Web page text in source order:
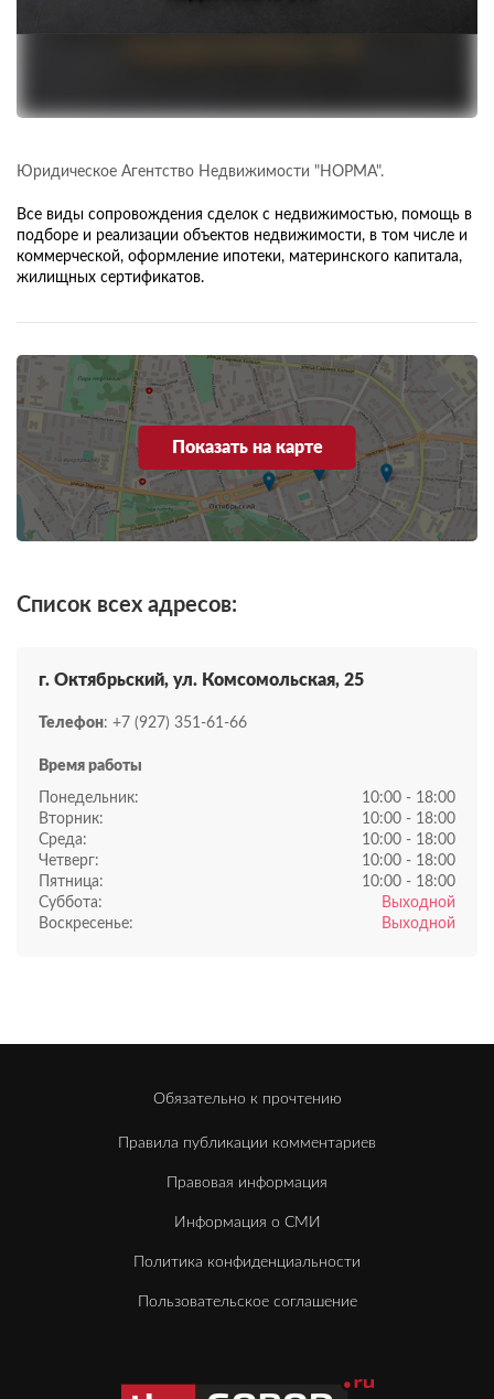
Юридическое Агентство Недвижимости "НОРМА".
Все виды сопровождения сделок с недвижимостью, помощь в
подборе и реализации объектов недвижимости, в том числе и
коммерческой, оформление ипотеки, материнского капитала,
жилищных сертификатов.
Показать на карте
Список всех адресов:
г. Октябрьский, ул. Комсомольская, 25
Телефон: +7 (927) 351-61-66
Время работы
Понедельник:
10:00 - 18:00
Вторник:
10:00 - 18:00
Среда:
10:00 - 18:00
Четверг:
10:00 - 18:00
Пятница:
10:00 - 18:00
Суббота:
Выходной
Воскресенье:
Выходной
Обязательно к прочтению
Правила публикации комментариев
Правовая информация
Информация о СМИ
Политика конфиденциальности
Пользовательское соглашение